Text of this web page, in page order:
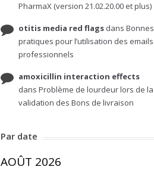
PharmaX (version 21.02.20.00 et plus)
otitis media red flagsdans Bonnes
pratiques pour l’utilisation des emails
professionnels
amoxicillin interaction effects
dans Problème de lourdeur lors de la
validation des Bons de livraison
Par date
AOÛT 2026